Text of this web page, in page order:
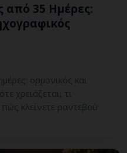
από 35 Ημέρες:
ορμονικός και
χρειάζεται, τι
κλείνετε ραντεβού